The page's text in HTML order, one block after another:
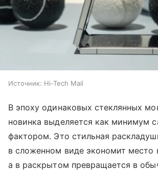
Источник: Hi-Tech Mail
В эпоху одинаковых стеклянных
новинка выделяется как минимум
фактором. Это стильная
в сложенном виде экономит место
а в раскрытом превращается в